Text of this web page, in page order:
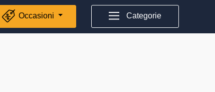
Occasioni Categorie